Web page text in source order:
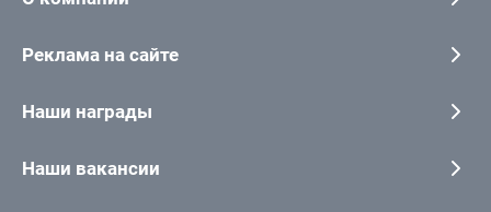
Реклама на сайте
Наши награды
Наши вакансии